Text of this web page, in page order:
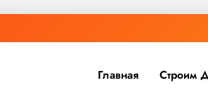
Главная Строим